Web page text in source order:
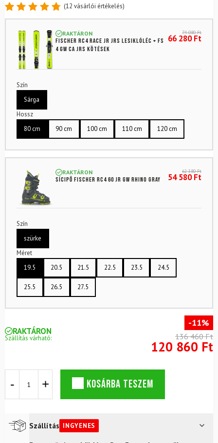
Értékelés
az
5-ből,
12
értékelés
alapján
(12 vásárlói értékelés)
RAKTÁRON
FISCHER RC4 RACE JR JRS lesiklóléc + FS
4 GW CA JRS kötések
74 080Ft
66 280Ft
Szín
Sárga
Hossz
80 cm
90 cm 100 cm 110 cm 120 cm
RAKTÁRON
Sícipő FISCHER RC4 60 Jr GW Rhino Gray
62 380Ft
54 580Ft
Szín
szürke
Méret
19.5
20.5 21.5 22.5 23.5 24.5
25.5 26.5 27.5
RAKTÁRON
Szállítás várható:
-11%
136 460 Ft
120 860 Ft
szett
JR
KOSÁRBA TESZEM
Szállítás INGYENES